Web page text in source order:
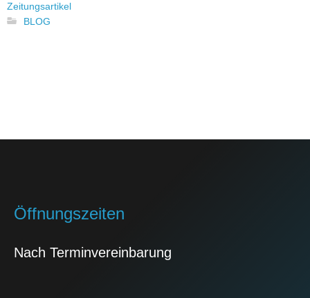
Zeitungsartikel
BLOG
Öffnungszeiten
Nach Terminvereinbarung